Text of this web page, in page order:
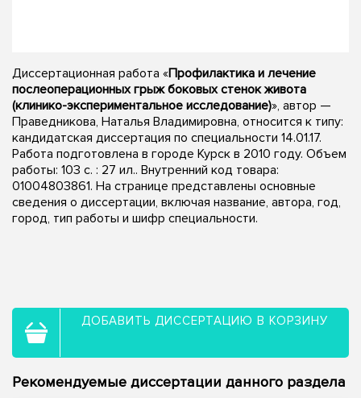
Диссертационная работа «Профилактика и лечение
послеоперационных грыж боковых стенок живота
(клинико-экспериментальное исследование)», автор —
Праведникова, Наталья Владимировна, относится к типу:
кандидатская диссертация по специальности 14.01.17.
Работа подготовлена в городе Курск в 2010 году. Объем
работы: 103 с. : 27 ил.. Внутренний код товара:
01004803861. На странице представлены основные
сведения о диссертации, включая название, автора, год,
город, тип работы и шифр специальности.
ДОБАВИТЬ ДИССЕРТАЦИЮ В КОРЗИНУ
Рекомендуемые диссертации данного раздела